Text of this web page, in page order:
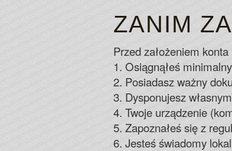
ZANIM
Przed założeniem
1. Osiągnąłeś
2. Posiadasz ważny
3. Dysponujesz
4. Twoje urządzenie
5. Zapoznałeś się z
6. Jesteś świadomy